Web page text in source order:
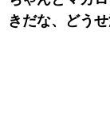
きだな、どう